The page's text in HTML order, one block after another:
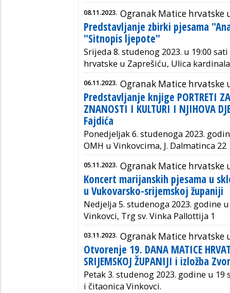
08.11.2023. Ogranak Matice hrvatske
Predstavljanje zbirki pjesama
"Sitnopis ljepote"
Srijeda 8. studenog 2023. u 19:00
hrvatske u Zaprešiću, Ulica kardinala
06.11.2023. Ogranak Matice hrvatske
Predstavljanje knjige PORTRETI
ZNANOSTI I KULTURI I NJIHOVA
Fajdića
Ponedjeljak 6. studenoga 2023.
OMH u Vinkovcima, J. Dalmatinca 22
05.11.2023. Ogranak Matice hrvatske
Koncert marijanskih pjesama u
u Vukovarsko-srijemskoj županiji
Nedjelja 5. studenoga 2023. godine
Vinkovci, Trg sv. Vinka Pallottija 1
03.11.2023. Ogranak Matice hrvatske
Otvorenje 19. DANA MATICE
SRIJEMSKOJ ŽUPANIJI i izložba
Petak 3. studenog 2023. godine u 19
i čitaonica Vinkovci.